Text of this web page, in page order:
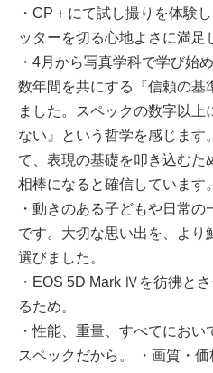
・CP＋にて試し撮りを体験
ッターを切る⼼地よさに満⾜
・4⽉から写真学科で学び始
数年間を共にする『信頼の基
ました。スペックの数字以上
ない』という哲学を感じます
て、表現の基礎を叩き込むた
相棒になると確信しています。
・動きのある⼦どもや⽇常
です。⼤切な思い出を、より
選びました。
・EOS 5D Mark Ⅳを彷彿と
るため。
・性能、重量、すべてにお
スペックだから。 ・画質・価